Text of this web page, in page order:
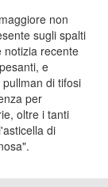
non
sugli spalti
notizia recente
e
di tifosi
per
oltre i tanti
di